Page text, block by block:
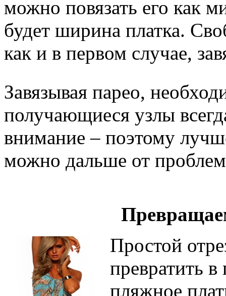
можно повязать его как
будет ширина платка.
как и в первом случае,
Завязывая парео,
получающиеся узлы
внимание – поэтому
можно дальше от
Простой
превратить
пляжное